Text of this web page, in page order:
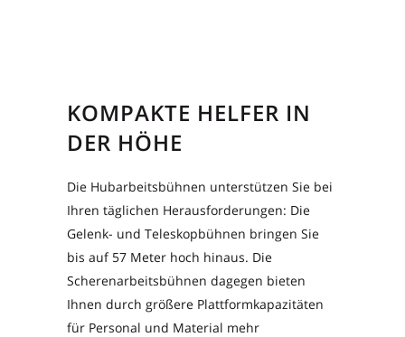
KOMPAKTE HELFER IN
DER HÖHE
Die Hubarbeitsbühnen unterstützen Sie bei
Ihren täglichen Herausforderungen: Die
Gelenk- und Teleskopbühnen bringen Sie
bis auf 57 Meter hoch hinaus. Die
Scherenarbeitsbühnen dagegen bieten
Ihnen durch größere Plattformkapazitäten
für Personal und Material mehr